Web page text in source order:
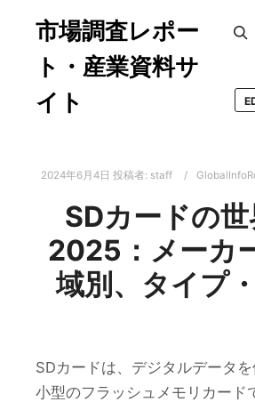
市場調査レポー
ト・産業資料サ
イト
2024年6月4日 投稿者: staff
SDカードの
2025：メーカ
域別、タイプ
SDカードは、デジタルデータ
小型のフラッシュメモリカード